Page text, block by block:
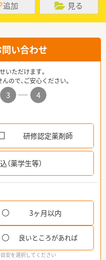
追加 見る
い合わせ
いただけます。
ので、ご安心ください。
3
4
研修認定薬剤師
薬学生等）
3ヶ月以内
良いところがあれば
安を選択してください